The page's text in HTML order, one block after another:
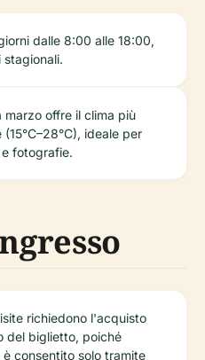
dalle 8:00 alle 18:00,
stagionali.
marzo offre il clima più
ideale per
fotografie.
richiedono l'acquisto
del biglietto, poiché
è consentito solo tramite